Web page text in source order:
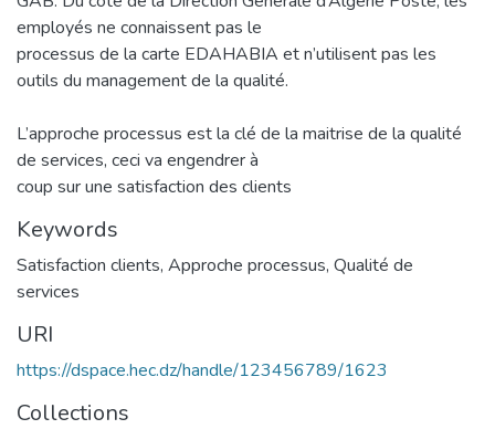
employés ne connaissent pas le
processus de la carte EDAHABIA et n’utilisent pas les
outils du management de la qualité.
L’approche processus est la clé de la maitrise de la qualité
de services, ceci va engendrer à
coup sur une satisfaction des clients
Keywords
Satisfaction clients, Approche processus, Qualité de
services
URI
https://dspace.hec.dz/handle/123456789/1623
Collections